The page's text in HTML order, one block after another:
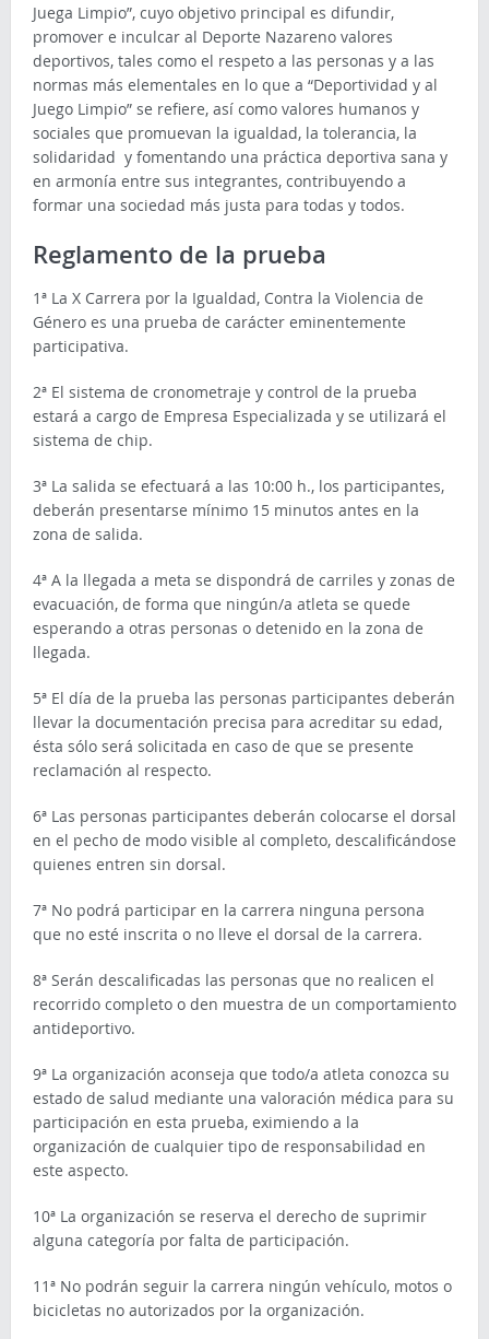
Juega Limpio”, cuyo objetivo principal es difundir,
promover e inculcar al Deporte Nazareno valores
deportivos, tales como el respeto a las personas y a las
normas más elementales en lo que a “Deportividad y al
Juego Limpio” se refiere, así como valores humanos y
sociales que promuevan la igualdad, la tolerancia, la
solidaridad y fomentando una práctica deportiva sana y
en armonía entre sus integrantes, contribuyendo a
formar una sociedad más justa para todas y todos.
Reglamento de la prueba
1ª La X Carrera por la Igualdad, Contra la Violencia de
Género es una prueba de carácter eminentemente
participativa.
2ª El sistema de cronometraje y control de la prueba
estará a cargo de Empresa Especializada y se utilizará el
sistema de chip.
3ª La salida se efectuará a las 10:00 h., los participantes,
deberán presentarse mínimo 15 minutos antes en la
zona de salida.
4ª A la llegada a meta se dispondrá de carriles y zonas de
evacuación, de forma que ningún/a atleta se quede
esperando a otras personas o detenido en la zona de
llegada.
5ª El día de la prueba las personas participantes deberán
llevar la documentación precisa para acreditar su edad,
ésta sólo será solicitada en caso de que se presente
reclamación al respecto.
6ª Las personas participantes deberán colocarse el dorsal
en el pecho de modo visible al completo, descalificándose
quienes entren sin dorsal.
7ª No podrá participar en la carrera ninguna persona
que no esté inscrita o no lleve el dorsal de la carrera.
8ª Serán descalificadas las personas que no realicen el
recorrido completo o den muestra de un comportamiento
antideportivo.
9ª La organización aconseja que todo/a atleta conozca su
estado de salud mediante una valoración médica para su
participación en esta prueba, eximiendo a la
organización de cualquier tipo de responsabilidad en
este aspecto.
10ª La organización se reserva el derecho de suprimir
alguna categoría por falta de participación.
11ª No podrán seguir la carrera ningún vehículo, motos o
bicicletas no autorizados por la organización.